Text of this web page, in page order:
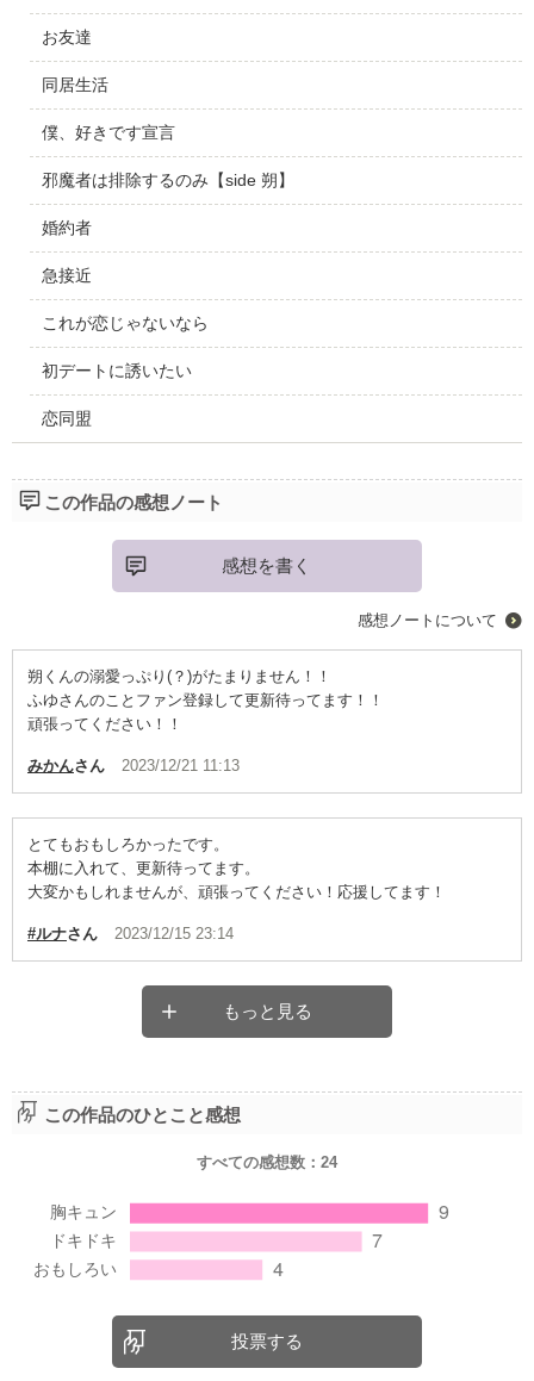
お友達
同居生活
僕、好きです宣言
邪魔者は排除するのみ【side 朔】
婚約者
急接近
これが恋じゃないなら
初デートに誘いたい
恋同盟
この作品の感想ノート
感想を書く
感想ノートについて
朔くんの溺愛っぷり(？)がたまりません！！
ふゆさんのことファン登録して更新待ってます！！
頑張ってください！！
みかんさん 2023/12/21 11:13
とてもおもしろかったです。
本棚に入れて、更新待ってます。
大変かもしれませんが、頑張ってください！応援してます！
#ルナさん 2023/12/15 23:14
もっと見る
この作品のひとこと感想
すべての感想数： 24
投票する